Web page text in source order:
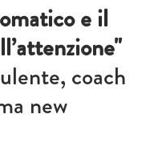
e il
coach
new